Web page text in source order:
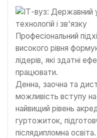
Професіональний
високого рівня
лідерів, які здатні
працювати.
Денна, заочна та
можливість вступу
найвищий рівень
гуртожиток,
післядипломна освіта.